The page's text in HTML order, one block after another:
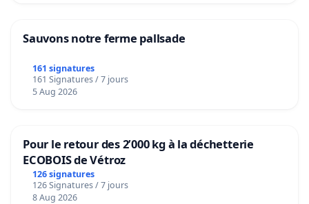
Sauvons notre ferme pallsade
161 signatures
161 Signatures / 7 jours
5 Aug 2026
Pour le retour des 2’000 kg à la déchetterie
ECOBOIS de Vétroz
126 signatures
126 Signatures / 7 jours
8 Aug 2026